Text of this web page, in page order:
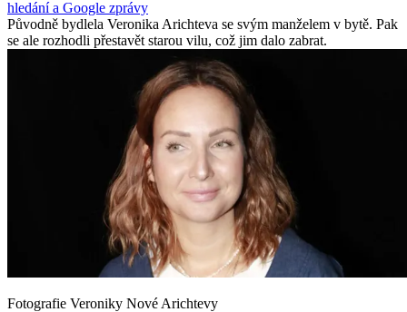
hledání a Google zprávy
Původně bydlela Veronika Arichteva se svým manželem v bytě. Pak
se ale rozhodli přestavět starou vilu, což jim dalo zabrat.
Fotografie Veroniky Nové Arichtevy